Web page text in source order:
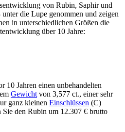
von Rubin, Saphir und
die Lupe genommen und zeigen
in unterschiedlichen Größen die
über 10 Jahre:
10 Jahren einen unbehandelten
Gewicht von 3,577 ct., einer sehr
ganz kleinen Einschlüssen (C)
Sie den Rubin um 12.307 € brutto